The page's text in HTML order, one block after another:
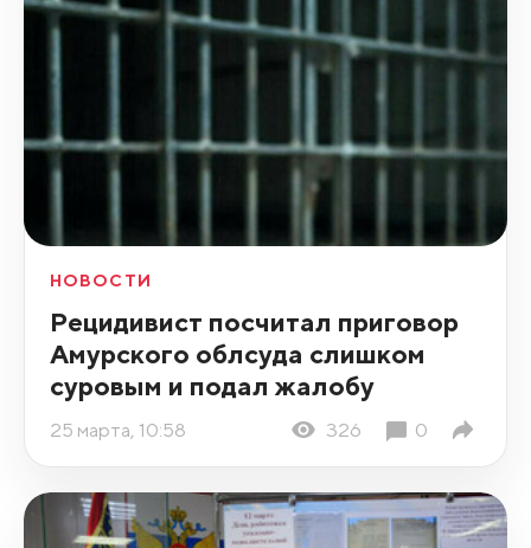
НОВОСТИ
Рецидивист посчитал приговор
Амурского облсуда слишком
суровым и подал жалобу
25 марта, 10:58 326 0